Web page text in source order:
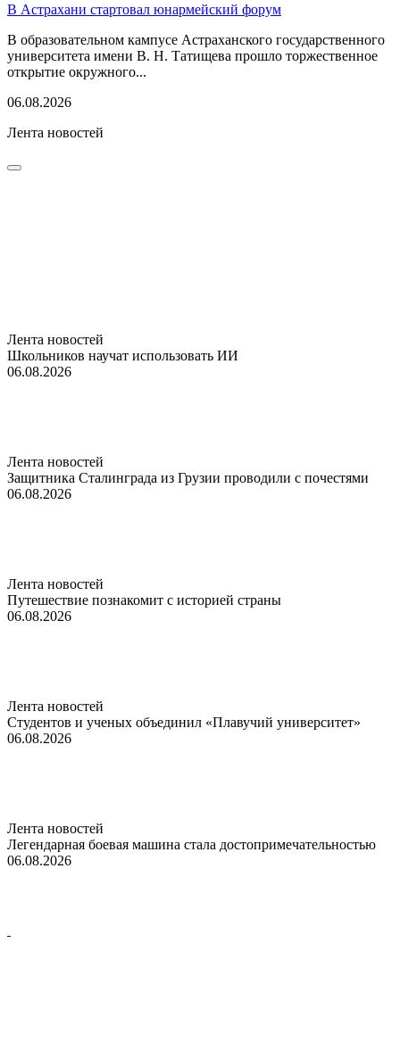
В Астрахани стартовал юнармейский форум
В образовательном кампусе Астраханского государственного
университета имени В. Н. Татищева прошло торжественное
открытие окружного...
06.08.2026
Лента новостей
Лента новостей
Школьников научат использовать ИИ
06.08.2026
Лента новостей
Защитника Сталинграда из Грузии проводили с почестями
06.08.2026
Лента новостей
Путешествие познакомит с историей страны
06.08.2026
Лента новостей
Студентов и ученых объединил «Плавучий университет»
06.08.2026
Лента новостей
Легендарная боевая машина стала достопримечательностью
06.08.2026